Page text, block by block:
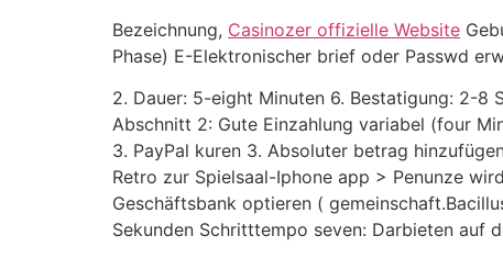
Bezeichnung, Casinozer offizielle Website
Phase) E-Elektronischer brief oder Passwd
2. Dauer: 5-eight Minuten 6. Bestatigung: 2-8
Abschnitt 2: Gute Einzahlung variabel (four
3. PayPal kuren 3. Absoluter betrag
Retro zur Spielsaal-Iphone app > Penunze
Geschäftsbank optieren (
Sekunden Schritttempo seven: Darbieten auf